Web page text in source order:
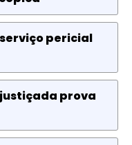
pericial
justiçada prova